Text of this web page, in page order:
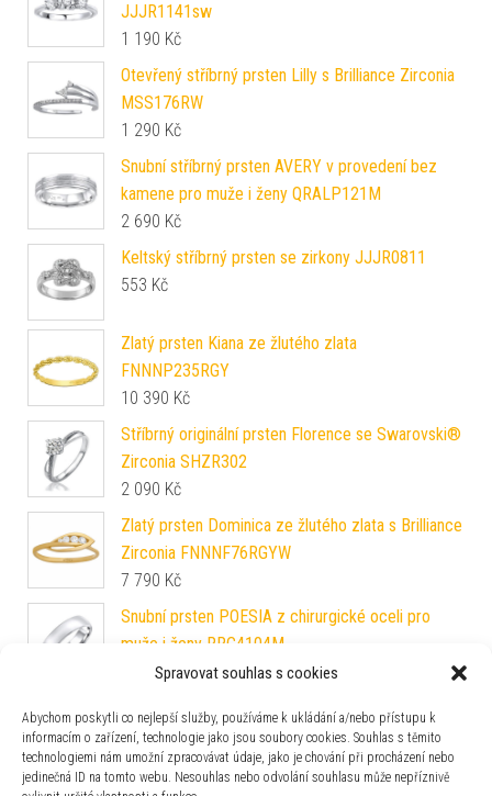
Spravovat souhlas s cookies
Abychom poskytli co nejlepší služby, používáme k ukládání a/nebo přístupu k
informacím o zařízení, technologie jako jsou soubory cookies. Souhlas s těmito
technologiemi nám umožní zpracovávat údaje, jako je chování při procházení nebo
jedinečná ID na tomto webu. Nesouhlas nebo odvolání souhlasu může nepříznivě
JJJR1141sw
1 190 Kč
Otevřený stříbrný prsten Lilly s Brilliance Zirconia
MSS176RW
1 290 Kč
Snubní stříbrný prsten AVERY v provedení bez
kamene pro muže i ženy QRALP121M
2 690 Kč
Keltský stříbrný prsten se zirkony JJJR0811
553 Kč
Zlatý prsten Kiana ze žlutého zlata
FNNNP235RGY
10 390 Kč
Stříbrný originální prsten Florence se Swarovski®
Zirconia SHZR302
2 090 Kč
Zlatý prsten Dominica ze žlutého zlata s Brilliance
Zirconia FNNNF76RGYW
7 790 Kč
Snubní prsten POESIA z chirurgické oceli pro
muže i ženy RRC4104M
Kč
L'AMOUR snubní prsten pro muže i ženy z
chirurgické oceli RRC191
590Kč